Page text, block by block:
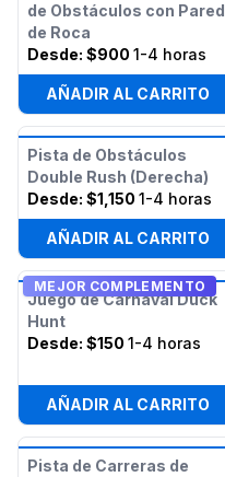
de Obstáculos con Pared
de Roca
Desde: $900 1-4 horas
AÑADIR AL CARRITO
Pista de Obstáculos
Double Rush (Derecha)
Desde: $1,150 1-4 horas
AÑADIR AL CARRITO
MEJOR COMPLEMENTO
Juego de Carnaval Duck
Hunt
Desde: $150 1-4 horas
AÑADIR AL CARRITO
Pista de Carreras de